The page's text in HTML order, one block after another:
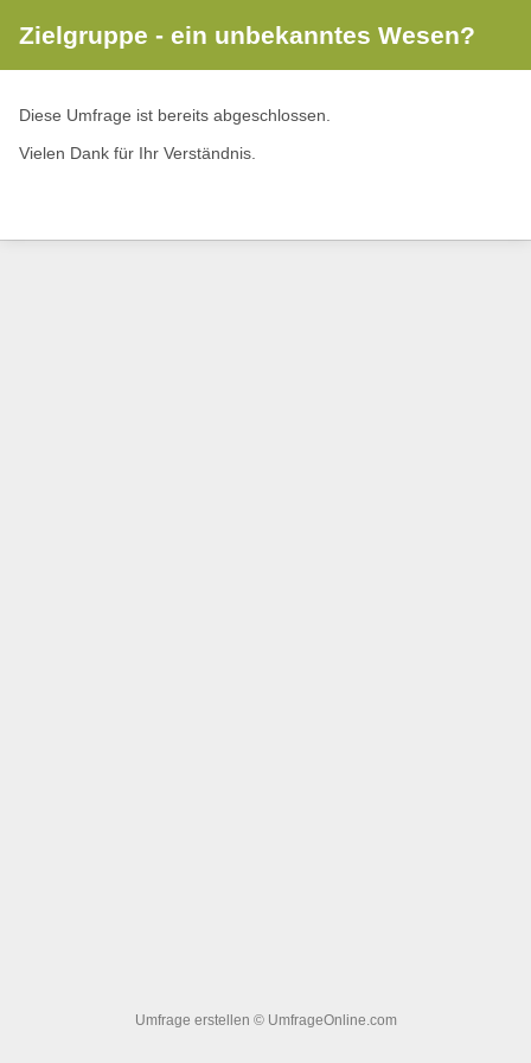
Zielgruppe - ein unbekanntes Wesen?
Diese Umfrage ist bereits abgeschlossen.
Vielen Dank für Ihr Verständnis.
Umfrage erstellen © UmfrageOnline.com